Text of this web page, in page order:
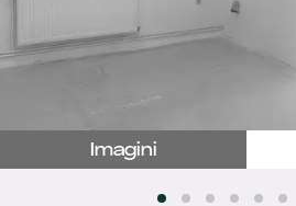
Imagini